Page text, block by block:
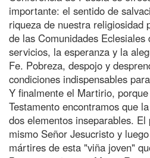
importante: el sentido de
riqueza de nuestra religiosidad
de las Comunidades
servicios, la esperanza y la
Fe. Pobreza, despojo y
condiciones indispensables
Y finalmente el Martirio,
Testamento encontramos que
dos elementos inseparables.
mismo Señor Jesucristo y
mártires de esta "viña joven"